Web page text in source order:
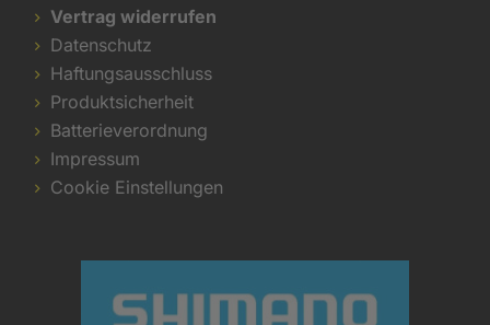
Vertrag widerrufen
Datenschutz
Haftungsausschluss
Produktsicherheit
Batterieverordnung
Impressum
Cookie Einstellungen